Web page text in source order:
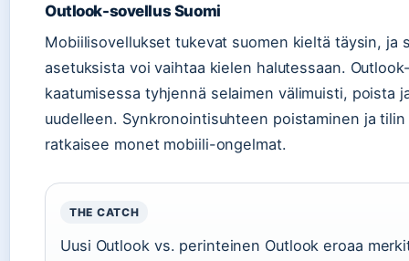
Outlook-sovellus Suomi
Mobiilisovellukset tukevat suomen kieltä täysin, ja
asetuksista voi vaihtaa kielen halutessaan.
kaatumisessa tyhjennä selaimen välimuisti, poista
uudelleen. Synkronointisuhteen poistaminen ja
ratkaisee monet mobiili-ongelmat.
THE CATCH
Uusi Outlook vs. perinteinen Outlook eroaa